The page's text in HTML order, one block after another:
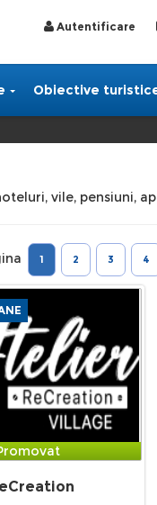
Autentificare
Obiective
vile, pensiuni,
1 2 3 4